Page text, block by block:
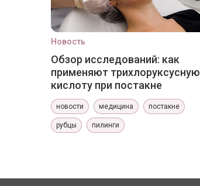
Новость
Обзор исследований: как
применяют трихлоруксусную
кислоту при постакне
новости медицина постакне
рубцы пилинги